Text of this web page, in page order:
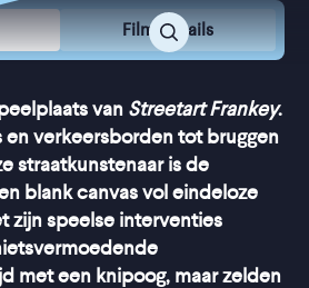
Film Details
van Streetart Frankey.
en verkeersborden tot bruggen
straatkunstenaar is de
blank canvas vol eindeloze
zijn speelse interventies
met een knipoog, maar zelden